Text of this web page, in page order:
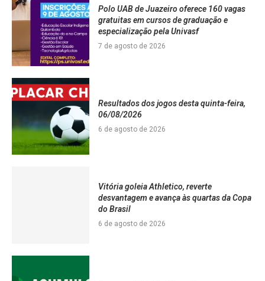
Polo UAB de Juazeiro oferece 160 vagas
gratuitas em cursos de graduação e
especialização pela Univasf
7 de agosto de 2026
Resultados dos jogos desta quinta-feira,
06/08/2026
6 de agosto de 2026
Vitória goleia Athletico, reverte
desvantagem e avança às quartas da Copa
do Brasil
6 de agosto de 2026